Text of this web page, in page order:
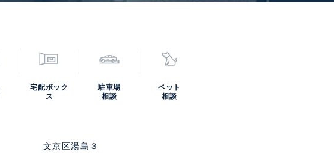
宅配ボック
ス
駐車場
相談
ペット
相談
文京区湯島３